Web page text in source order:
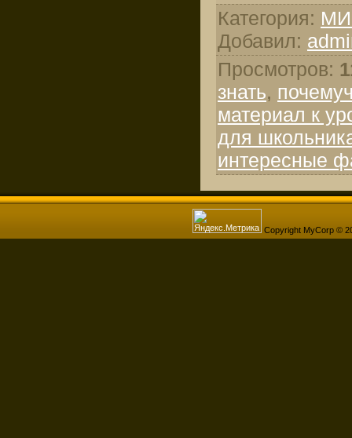
Категория:
Добавил:
Просмотров:
знать,
материал к
для
интересные
Copyright MyCorp ©